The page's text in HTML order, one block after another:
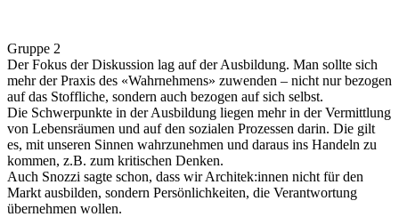
Gruppe 2
Der Fokus der Diskussion lag auf der Ausbildung. Man sollte sich
mehr der Praxis des «Wahrnehmens» zuwenden – nicht nur bezogen
auf das Stoffliche, sondern auch bezogen auf sich selbst.
Die Schwerpunkte in der Ausbildung liegen mehr in der Vermittlung
von Lebensräumen und auf den sozialen Prozessen darin. Die gilt
es, mit unseren Sinnen wahrzunehmen und daraus ins Handeln zu
kommen, z.B. zum kritischen Denken.
Auch Snozzi sagte schon, dass wir Architek:innen nicht für den
Markt ausbilden, sondern Persönlichkeiten, die Verantwortung
übernehmen wollen.